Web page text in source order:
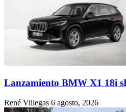
Lanzamiento BMW X1 18i
René Villegas 6 agosto, 2026